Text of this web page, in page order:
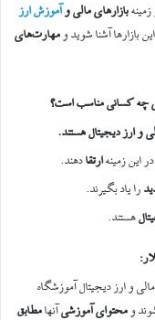
بازارهای مالی و آموزش ارز
این بازارها آشنا شوید و مهارت‌های
چه کسانی مناسب است؟
و ارز دیجیتال هستند.
این زمینهارتقادهند.
را یاد بگیرند.
هستند.
:
و ارز دیجیتال آموزشگاه
و محتوای آموزشیآنهامطابق